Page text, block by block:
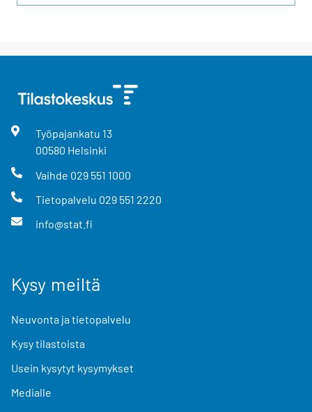
Työpajankatu 13
00580 Helsinki
Vaihde 029 551 1000
Tietopalvelu 029 551 2220
info@stat.fi
Kysy meiltä
Neuvonta ja tietopalvelu
Kysy tilastoista
Usein kysytyt kysymykset
Medialle